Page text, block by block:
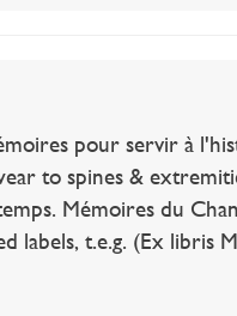
pour servir à
to spines &
Mémoires du
t.e.g. (Ex libris